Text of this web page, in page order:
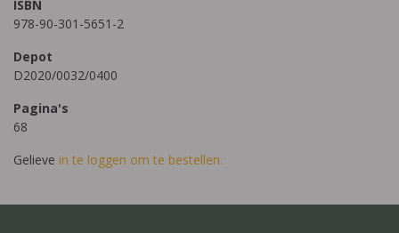
ISBN
978-90-301-5651-2
Depot
D2020/0032/0400
Pagina's
68
Gelieve in te loggen om te bestellen.